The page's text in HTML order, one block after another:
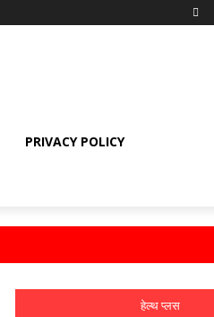
PRIVACY POLICY
हेल्थ प्लस